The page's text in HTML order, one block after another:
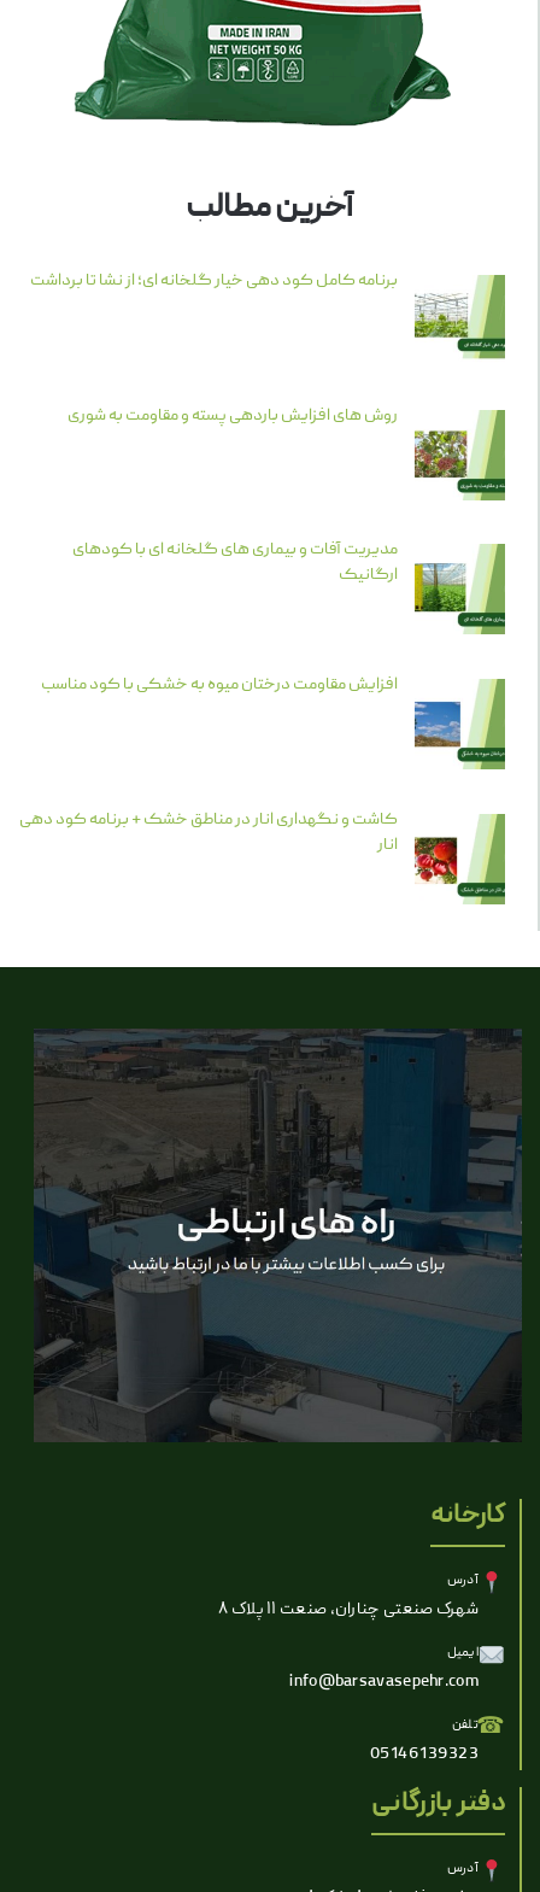
آخرین مطالب
برنامه کامل کود دهی خیار گلخانه ای؛ از نشا تا برداشت
روش های افزایش باردهی پسته و مقاومت به شوری
مدیریت آفات و بیماری های گلخانه ای با کودهای
ارگانیک
افزایش مقاومت درختان میوه به خشکی با کود مناسب
کاشت و نگهداری انار در مناطق خشک + برنامه کود دهی
انار
کارخانه
آدرس
شهرک صنعتی چناران، صنعت ۱۱ پلاک ۸
ایمیل
info@barsavasepehr.com
☎تلفن
05146139323
دفتر بازرگانی
آدرس